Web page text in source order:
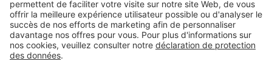
A propos de Dräger
Informations